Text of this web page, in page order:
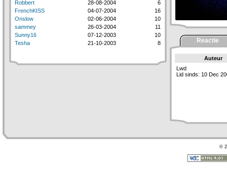
Robbert
28-08-2004
6
FrenchKISS
04-07-2004
16
Onslow
02-06-2004
10
sammey
26-03-2004
11
Sunny16
07-12-2003
10
Tesha
21-10-2003 8 Reactie
Auteur
Lwd
Lid sinds: 10 Dec
©